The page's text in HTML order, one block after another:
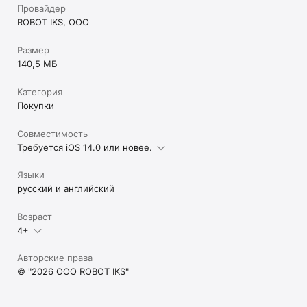
Провайдер
ROBOT IKS, OOO
Размер
140,5 МБ
Категория
Покупки
Совместимость
Требуется iOS 14.0 или новее.
Языки
русский и английский
Возраст
4+
Авторские права
© "2026 OOO ROBOT IKS"